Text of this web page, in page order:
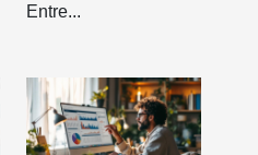
Entre...